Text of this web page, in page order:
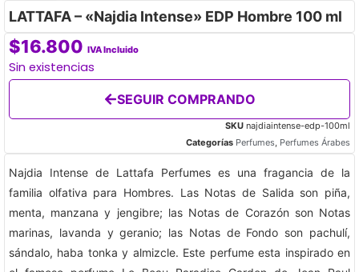
LATTAFA – «Najdia Intense» EDP Hombre 100 ml
$16.800 IVA Incluido
Sin existencias
SEGUIR COMPRANDO
SKU najdiaintense-edp-100ml
Categorías Perfumes, Perfumes Árabes
Najdia Intense de Lattafa Perfumes es una fragancia de la
familia olfativa para Hombres. Las Notas de Salida son piña,
menta, manzana y jengibre; las Notas de Corazón son Notas
marinas, lavanda y geranio; las Notas de Fondo son pachulí,
sándalo, haba tonka y almizcle. Este perfume esta inspirado en